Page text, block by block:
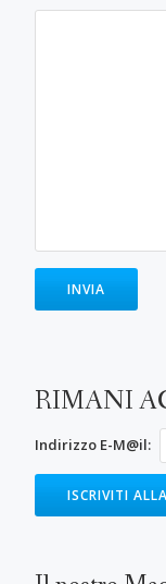
RIMANI
Indirizzo E-M@il: